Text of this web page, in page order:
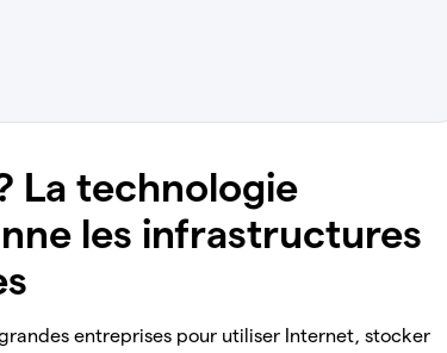
La technologie
les infrastructures
entreprises pour utiliser Internet, stocker